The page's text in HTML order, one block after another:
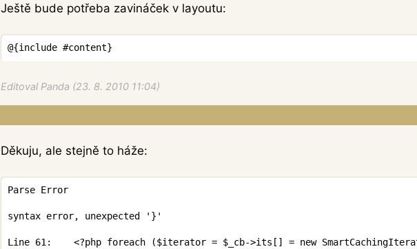
Ještě bude potřeba zavináček v layoutu:
@{include #content}
Editoval Panda (23. 8. 2010 11:04)
Děkuju, ale stejně to háže:
Parse Error
syntax error, unexpected '}'
Line 61: <?php foreach ($iterator = $_cb->its[] = new